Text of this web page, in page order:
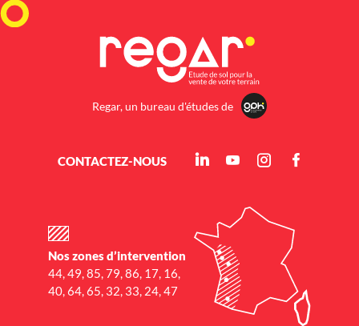
Regar, un bureau d'études de
CONTACTEZ-NOUS
Nos zones d’intervention
44, 49, 85, 79, 86, 17, 16,
40, 64, 65, 32, 33, 24, 47